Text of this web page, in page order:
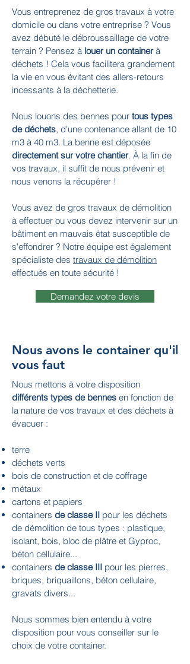
Vous entreprenez de gros travaux à votre
domicile ou dans votre entreprise ? Vous
avez débuté le débroussaillage de votre
terrain ? Pensez à louer un containerà
déchets ! Cela vous facilitera grandement
la vie en vous évitant des allers-retours
incessants à la déchetterie.
Nous louons des bennes pour tous types
de déchets, d'une contenance allant de 10
m3 à 40 m3. La benne est déposée
directement sur votre chantier. À la fin de
vos travaux, il suffit de nous prévenir et
nous venons la récupérer !
Vous avez de gros travaux de démolition
à effectuer ou vous devez intervenir sur un
bâtiment en mauvais état susceptible de
s'effondrer ? Notre équipe est également
spécialiste des travaux de démolition
effectués en toute sécurité !
Demandez votre devis
Nous avons le container qu'il
vous faut
Nous mettons à votre disposition
différents types de bennes en fonction de
la nature de vos travaux et des déchets à
évacuer :
terre
déchets verts
bois de construction et de coffrage
métaux
cartons et papiers
containers de classe II pour les déchets
de démolition de tous types : plastique,
isolant, bois, bloc de plâtre et Gyproc,
béton cellulaire...
containers de classe III pour les pierres,
briques, briquaillons, béton cellulaire,
gravats divers...
Nous sommes bien entendu à votre
disposition pour vous conseiller sur le
choix de votre container.